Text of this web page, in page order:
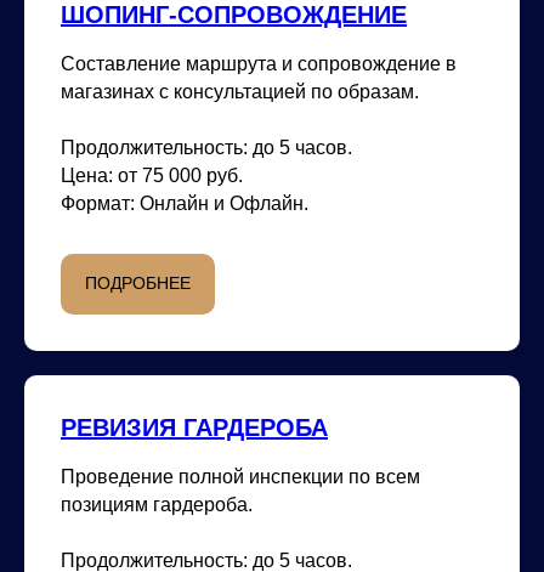
ШОПИНГ-СОПРОВОЖДЕНИЕ
Составление маршрута и сопровождение в
магазинах с консультацией по образам.
Продолжительность: до 5 часов.
Цена: от 75 000 руб.
Формат: Онлайн и Офлайн.
ПОДРОБНЕЕ
РЕВИЗИЯ ГАРДЕРОБА
Проведение полной инспекции по всем
позициям гардероба.
Продолжительность: до 5 часов.